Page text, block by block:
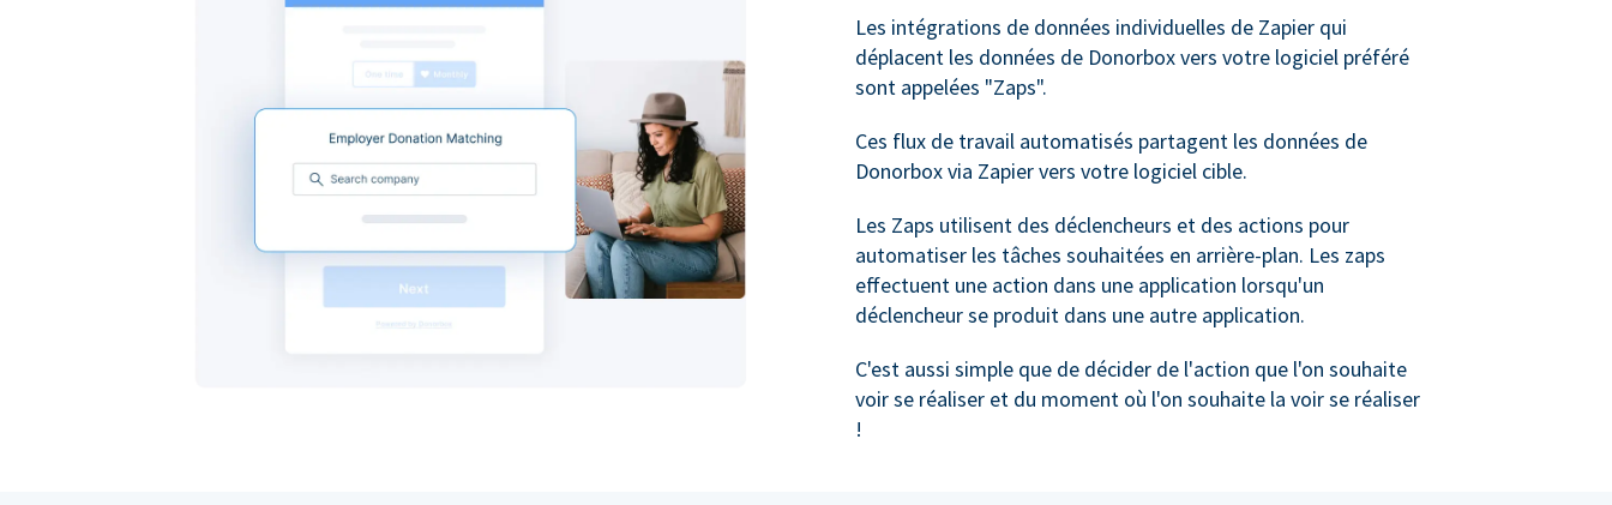
Les intégrations de données individuelles de Zapier qui
déplacent les données de Donorbox vers votre logiciel préféré
sont appelées "Zaps".
Ces flux de travail automatisés partagent les données de
Donorbox via Zapier vers votre logiciel cible.
Les Zaps utilisent des déclencheurs et des actions pour
automatiser les tâches souhaitées en arrière-plan. Les zaps
effectuent une action dans une application lorsqu'un
déclencheur se produit dans une autre application.
C'est aussi simple que de décider de l'action que l'on souhaite
voir se réaliser et du moment où l'on souhaite la voir se réaliser
!